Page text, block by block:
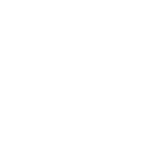
και ασύγκριτο στυλ
όμορφο τρόπο!